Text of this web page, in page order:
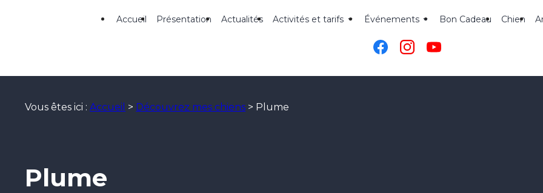
Accueil Présentation Actualités Activités et tarifs Événements Bon Cadeau Chien
Vous êtes ici :Accueil > Découvrez mes chiens > Plume
Plume